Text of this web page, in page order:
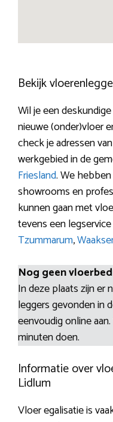
Bekijk
Wil je een
nieuwe (onder)vloer
check je adressen
werkgebied in de
Friesland. We
showrooms en
kunnen gaan met
tevens een
Tzummarum,
Nog geen
In deze plaats zijn er
leggers gevonden in
eenvoudig online aan.
minuten doen.
Informatie over
Lidlum
Vloer egalisatie is